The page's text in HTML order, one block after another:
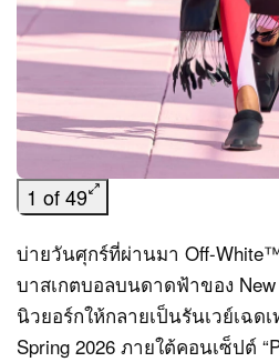
1 of 49
บ่ายวันศุกร์ที่ผ่านมา Off-
บาสเกตบอลบนดาดฟ้าของ New
นิวยอร์กให้กลายเป็นรันเวย์เฉด
Spring 2026 ภายใต้คอนเซ็ปต์